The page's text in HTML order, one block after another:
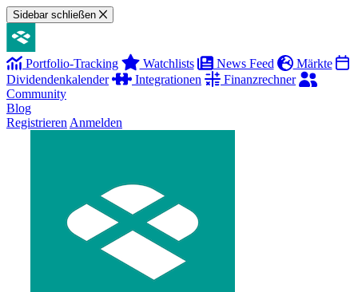
Sidebar schließen
Portfolio-Tracking Watchlists News Feed
Märkte
Dividendenkalender
Integrationen
Finanzrechner
Community
Blog
Registrieren Anmelden